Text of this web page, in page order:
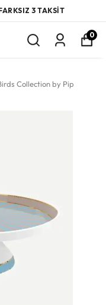
3 TAKSİT
0
Collection by Pip